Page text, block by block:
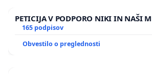
PETICIJA V PODPORO NIKI IN NAŠI
165 podpisov
Obvestilo o preglednosti